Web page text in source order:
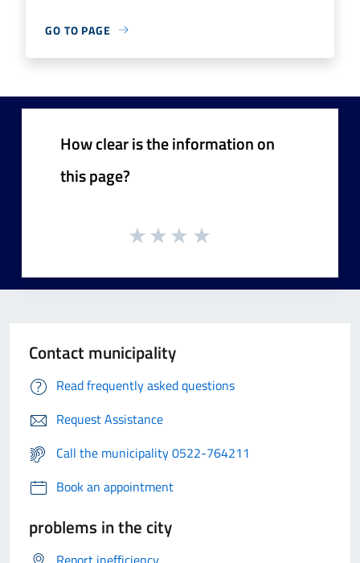
GO TO PAGE
How clear is the information on
this page?
Contact municipality
Read frequently asked questions
Request Assistance
Call the municipality 0522-764211
Book an appointment
problems in the city